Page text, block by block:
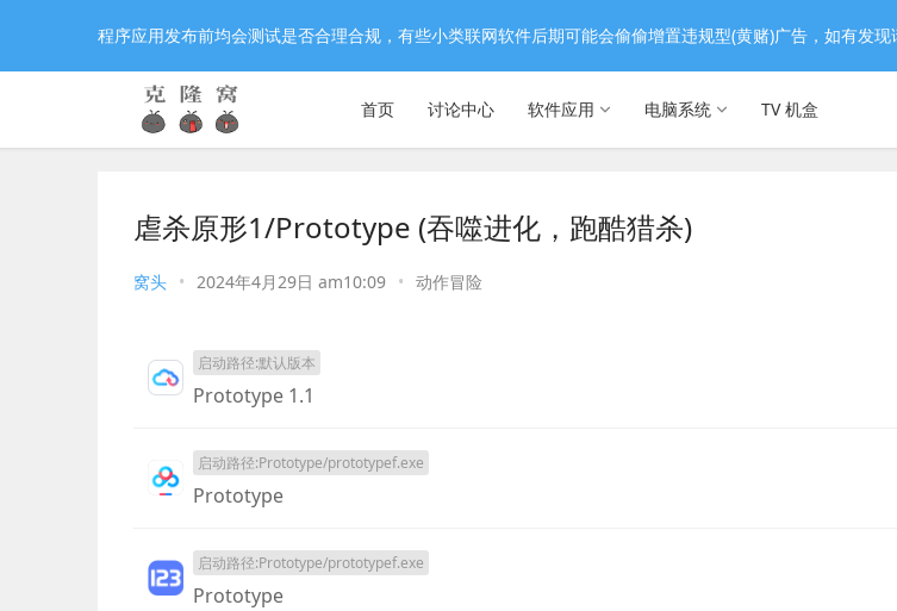
首页 讨论中心 软件应用 电脑系统 TV 机盒
虐杀原形1/Prototype (吞噬进化，跑酷猎杀)
窝头 • 2024年4月29日 am10:09 • 动作冒险
启动路径:默认版本
Prototype 1.1
启动路径:Prototype/prototypef.exe
Prototype
启动路径:Prototype/prototypef.exe
Prototype
程序应用发布前均会测试是否合理合规，有些小类联网软件后期可能会偷偷增置违规型(黄赌)广告，如有发